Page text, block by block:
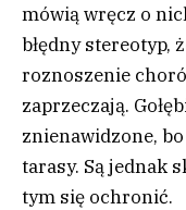
mówią wręcz o
błędny stereotyp,
roznoszenie
zaprzeczają.
znienawidzone,
tarasy. Są jednak
tym się ochronić.